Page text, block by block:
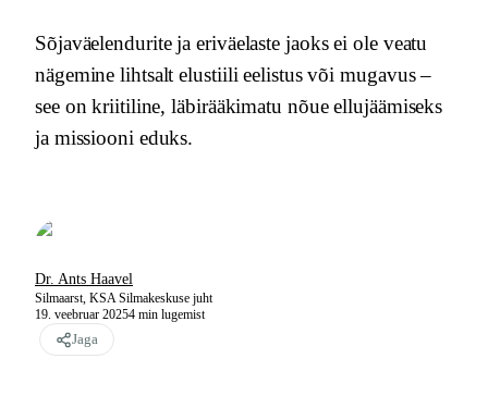
Sõjaväelendurite ja eriväelaste jaoks ei ole veatu
nägemine lihtsalt elustiili eelistus või mugavus –
see on kriitiline, läbirääkimatu nõue ellujäämiseks
ja missiooni eduks.
Dr. Ants Haavel
Silmaarst, KSA Silmakeskuse juht
19. veebruar 20254 min lugemist
Jaga